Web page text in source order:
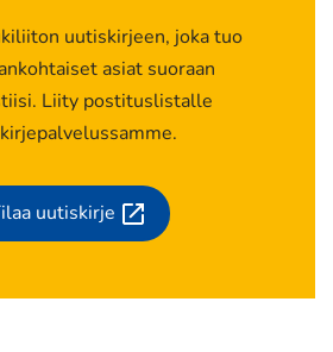
uutiskirjeen, joka tuo
asiat suoraan
Liity postituslistalle
uutiskirje